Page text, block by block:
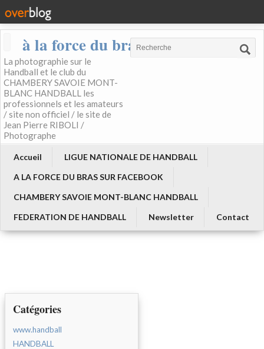
à la force du bras
La photographie sur le
Handball et le club du
CHAMBERY SAVOIE MONT-
BLANC HANDBALL les
professionnels et les amateurs
/ site non officiel / le site de
Jean Pierre RIBOLI /
Photographe
Accueil
LIGUE NATIONALE DE HANDBALL
A LA FORCE DU BRAS SUR FACEBOOK
CHAMBERY SAVOIE MONT-BLANC HANDBALL
FEDERATION DE HANDBALL
Newsletter Contact
Catégories
www.handball
HANDBALL